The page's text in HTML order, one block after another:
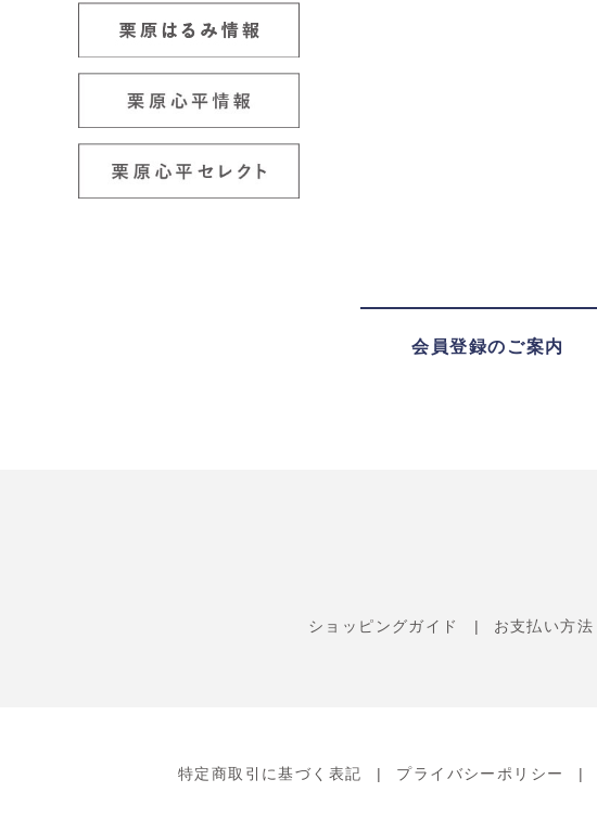
会員登録のご案内
ショッピングガイド お支払い方法
特定商取引に基づく表記 プライバシーポリシー